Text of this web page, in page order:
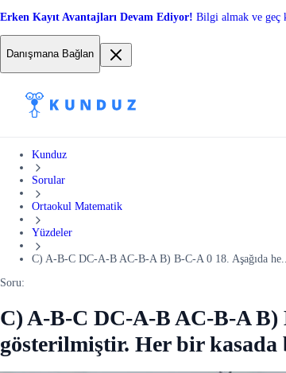
Erken Kayıt Avantajları Devam Ediyor! Bilgi almak ve geç
Danışmana Bağlan
Kunduz
Sorular
Ortaokul Matematik
Yüzdeler
C) A-B-C DC-A-B AC-B-A B) B-C-A 0 18. Aşağıda he...
Soru:
C) A-B-C DC-A-B AC-B-A B)
gösterilmiştir. Her bir kasada